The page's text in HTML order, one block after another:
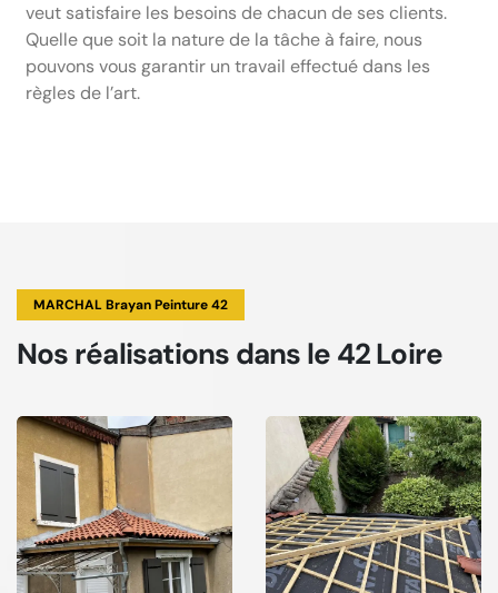
veut satisfaire les besoins de chacun de ses clients.
Quelle que soit la nature de la tâche à faire, nous
pouvons vous garantir un travail effectué dans les
règles de l’art.
MARCHAL Brayan Peinture 42
Nos réalisations dans le 42 Loire